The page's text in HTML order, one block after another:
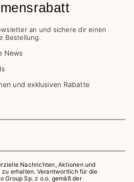
an und sichere dir einen
Bestellung.
News
und exklusiven Rabatte
Nachrichten, Aktionen und
erhalten. Verantwortlich für die
Group Sp. z o.o. gemäß der